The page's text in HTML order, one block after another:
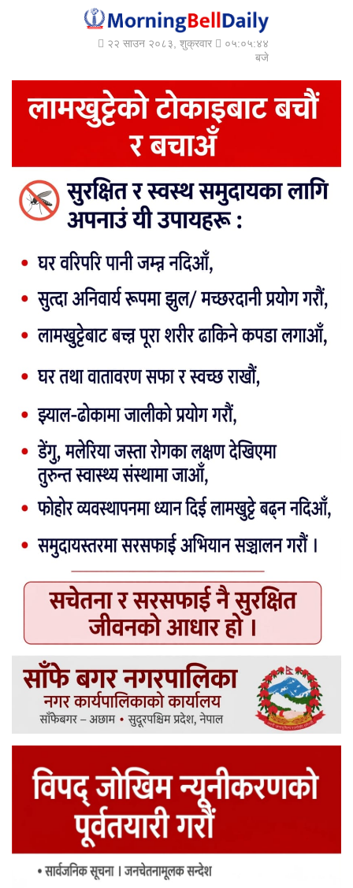
२२ साउन २०८३, शुक्रवार
०५:०५:४६
बजे